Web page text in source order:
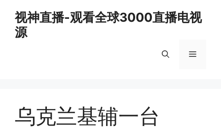
content
视神直播-观看全球3000直播电视
源
Menu
乌克兰基辅一台